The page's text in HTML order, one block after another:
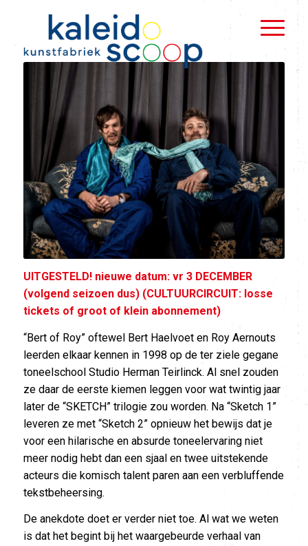
UITGESTELD! nieuwe datum: vr 3 DECEMBER
(volgend seizoen dus) (CULTUURCIRCUIT: losse
tickets of groot of klein abonnement)
“Bert of Roy” oftewel Bert Haelvoet en Roy Aernouts
leerden elkaar kennen in 1998 op de ter ziele gegane
toneelschool Studio Herman Teirlinck. Al snel zouden
ze daar de eerste kiemen leggen voor wat twintig jaar
later de “SKETCH” trilogie zou worden. Na “Sketch 1”
leveren ze met “Sketch 2” opnieuw het bewijs dat je
voor een hilarische en absurde toneelervaring niet
meer nodig hebt dan een sjaal en twee uitstekende
acteurs die komisch talent paren aan een verbluffende
tekstbeheersing.
De anekdote doet er verder niet toe. Al wat we weten
is dat het begint bij het waargebeurde verhaal van